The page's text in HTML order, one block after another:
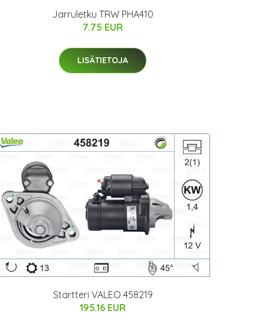
Jarruletku TRW PHA410
7.75 EUR
LISÄTIETOJA
Startteri VALEO 458219
195.16 EUR